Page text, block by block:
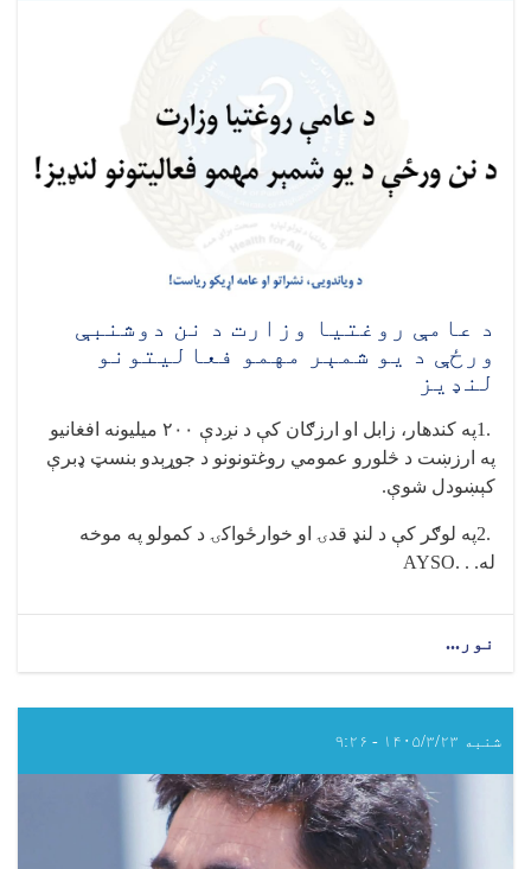
د عامې روغتیا وزارت د نن دوشنبې
ورځې د یو شمېر مهمو فعالیتونو
لنډیز
1.په کندهار، زابل او ارزګان کې د نږدې ۲۰۰ میلیونه افغانیو
په ارزښت د څلورو عمومي روغتونونو د جوړېدو بنسټ ډبرې
کېښودل شوې.
2.په لوګر کې د لنډ قدۍ او خوارځواکۍ د کمولو په موخه
لهAYSO. . .
نور...
روغتیا
وزارت
نن
دوشنبې
ورځې
د
شنبه ۱۴۰۵/۳/۲۳ - ۹:۲۶